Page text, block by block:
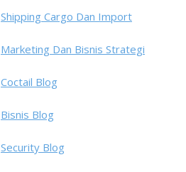
Shipping Cargo Dan Import
Marketing Dan Bisnis Strategi
Coctail Blog
Bisnis Blog
Security Blog